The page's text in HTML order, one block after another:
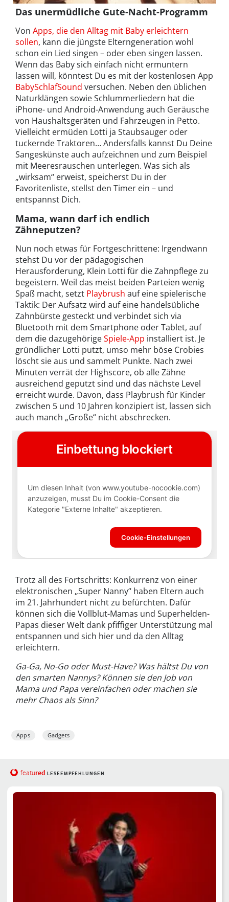
Das unermüdliche Gute-Nacht-Programm
Von Apps, die den Alltag mit Baby erleichtern
sollen, kann die jüngste Elterngeneration wohl
schon ein Lied singen – oder eben singen lassen.
Wenn das Baby sich einfach nicht ermuntern
lassen will, könntest Du es mit der kostenlosen App
BabySchlafSound versuchen. Neben den üblichen
Naturklängen sowie Schlummerliedern hat die
iPhone- und Android-Anwendung auch Geräusche
von Haushaltsgeräten und Fahrzeugen in Petto.
Vielleicht ermüden Lotti ja Staubsauger oder
tuckernde Traktoren… Andersfalls kannst Du Deine
Sangeskünste auch aufzeichnen und zum Beispiel
mit Meeresrauschen unterlegen. Was sich als
„wirksam“ erweist, speicherst Du in der
Favoritenliste, stellst den Timer ein – und
entspannst Dich.
Mama, wann darf ich endlich
Zähneputzen?
Nun noch etwas für Fortgeschrittene: Irgendwann
stehst Du vor der pädagogischen
Herausforderung, Klein Lotti für die Zahnpflege zu
begeistern. Weil das meist beiden Parteien wenig
Spaß macht, setzt Playbrush auf eine spielerische
Taktik: Der Aufsatz wird auf eine handelsübliche
Zahnbürste gesteckt und verbindet sich via
Bluetooth mit dem Smartphone oder Tablet, auf
dem die dazugehörigeSpiele-App installiert ist. Je
gründlicher Lotti putzt, umso mehr böse Crobies
löscht sie aus und sammelt Punkte. Nach zwei
Minuten verrät der Highscore, ob alle Zähne
ausreichend geputzt sind und das nächste Level
erreicht wurde. Davon, dass Playbrush für Kinder
zwischen 5 und 10 Jahren konzipiert ist, lassen sich
auch manch „Große“ nicht abschrecken.
Trotz all des Fortschritts: Konkurrenz von einer
elektronischen „Super Nanny“ haben Eltern auch
im 21. Jahrhundert nicht zu befürchten. Dafür
können sich die Vollblut-Mamas und Superhelden-
Papas dieser Welt dank pfiffiger Unterstützung mal
entspannen und sich hier und da den Alltag
erleichtern.
Ga-Ga, No-Go oder Must-Have? Was hältst Du von
den smarten Nannys? Können sie den Job von
Mama und Papa vereinfachen oder machen sie
mehr Chaos als Sinn?
Apps Gadgets
featured LESEEMPFEHLUNGEN